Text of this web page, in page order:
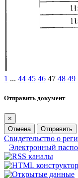
1 ... 44 45 46 47 48 49
Отправить документ
×
Отмена
Отправить
Свидетельство о
Электронный